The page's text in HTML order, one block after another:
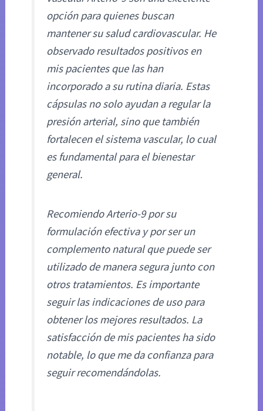
opción para quienes buscan
mantener su salud cardiovascular. He
observado resultados positivos en
mis pacientes que las han
incorporado a su rutina diaria. Estas
cápsulas no solo ayudan a regular la
presión arterial, sino que también
fortalecen el sistema vascular, lo cual
es fundamental para el bienestar
general.
Recomiendo Arterio-9 por su
formulación efectiva y por ser un
complemento natural que puede ser
utilizado de manera segura junto con
otros tratamientos. Es importante
seguir las indicaciones de uso para
obtener los mejores resultados. La
satisfacción de mis pacientes ha sido
notable, lo que me da confianza para
seguir recomendándolas.